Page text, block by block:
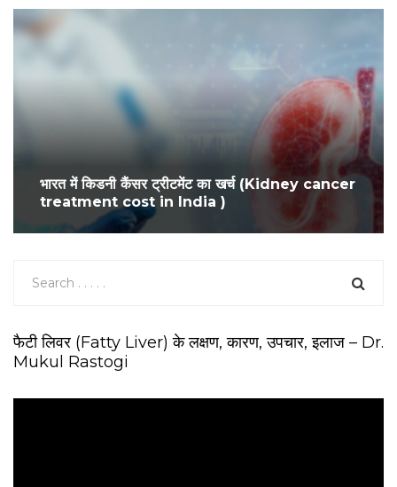
भारत में किडनी कैंसर ट्रीटमेंट का खर्च (Kidney cancer
treatment cost in India )
फैटी लिवर (Fatty Liver) के लक्षण, कारण, उपचार, इलाज – Dr.
Mukul Rastogi